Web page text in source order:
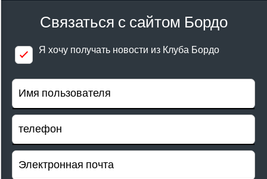
Связаться с сайтом Бордо
Я хочу получать новости из Клуба Бордо